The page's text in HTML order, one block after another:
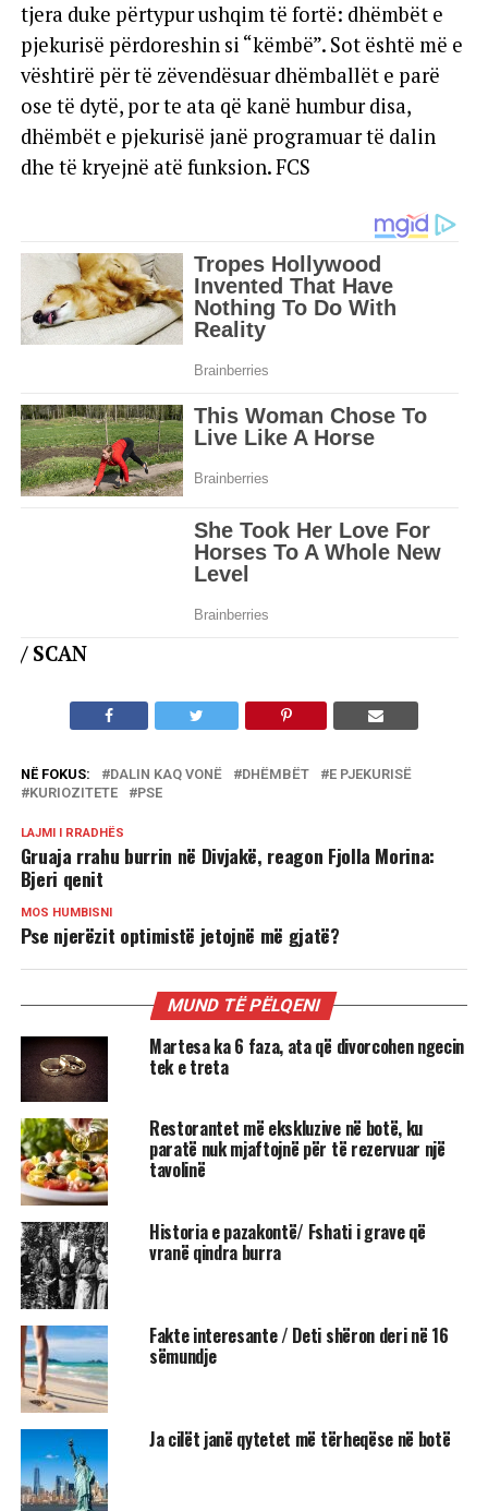
tjera duke përtypur ushqim të fortë: dhëmbët e
pjekurisë përdoreshin si “këmbë”. Sot është më e
vështirë për të zëvendësuar dhëmballët e parë
ose të dytë, por te ata që kanë humbur disa,
dhëmbët e pjekurisë janë programuar të dalin
dhe të kryejnë atë funksion. FCS
/ SCAN
NË FOKUS: DALIN KAQ VONË DHËMBËT
E PJEKURISË
KURIOZITETE
PSE
LAJMI I RRADHËS
Gruaja rrahu burrin në Divjakë, reagon Fjolla Morina:
Bjeri qenit
MOS HUMBISNI
Pse njerëzit optimistë jetojnë më gjatë?
MUND TË PËLQENI
Martesa ka 6 faza, ata që divorcohen ngecin
tek e treta
Restorantet më ekskluzive në botë, ku
paratë nuk mjaftojnë për të rezervuar një
tavolinë
Historia e pazakontë/ Fshati i grave që
vranë qindra burra
Fakte interesante / Deti shëron deri në 16
sëmundje
Ja cilët janë qytetet më tërheqëse në botë